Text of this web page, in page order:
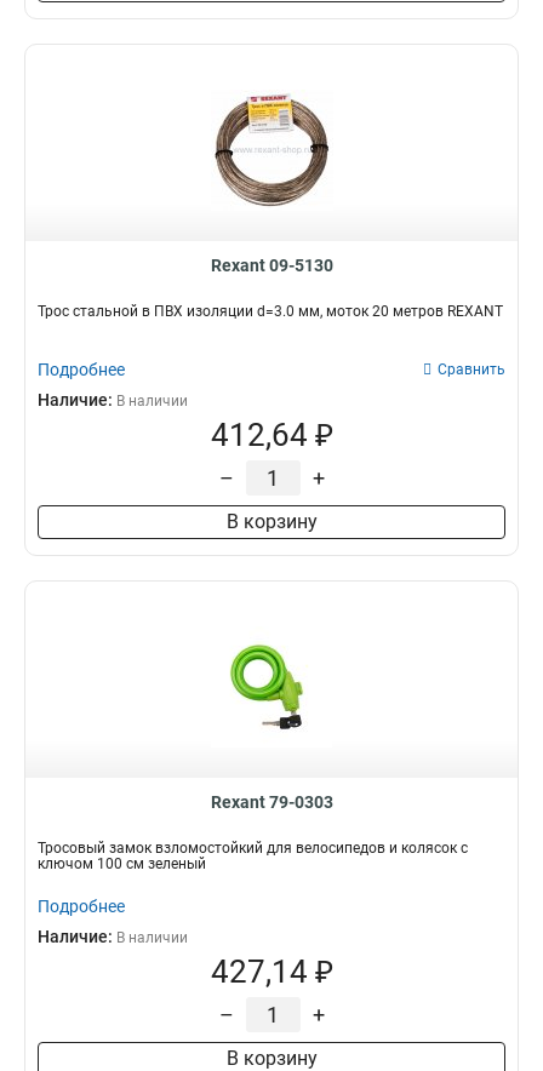
Rexant 09-5130
Трос стальной в ПВХ изоляции d=3.0 мм, моток 20 метров REXANT
Подробнее Сравнить
Наличие: В наличии
412,64 ₽
– +
В корзину
Rexant 79-0303
Тросовый замок взломостойкий для велосипедов и колясок с
ключом 100 см зеленый
Подробнее
Наличие: В наличии
427,14 ₽
– +
В корзину